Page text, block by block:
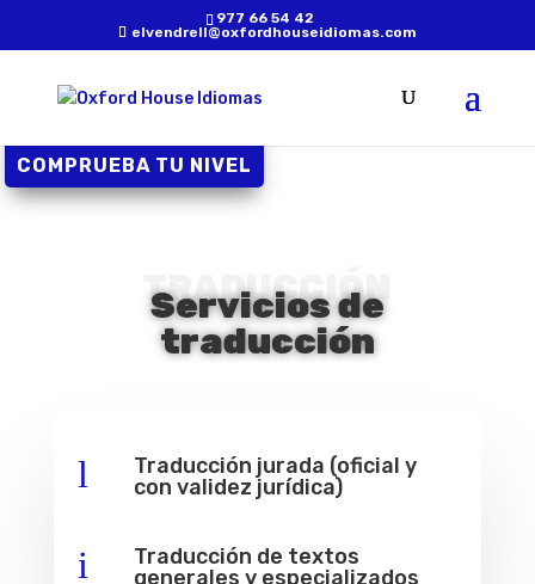
977 66 54 42
elvendrell@oxfordhouseidiomas.com
COMPRUEBA TU NIVEL
TRADUCCIÓN
Servicios de
traducción
l
Traducción jurada (oficial y
con validez jurídica)
i
Traducción de textos
generales y especializados